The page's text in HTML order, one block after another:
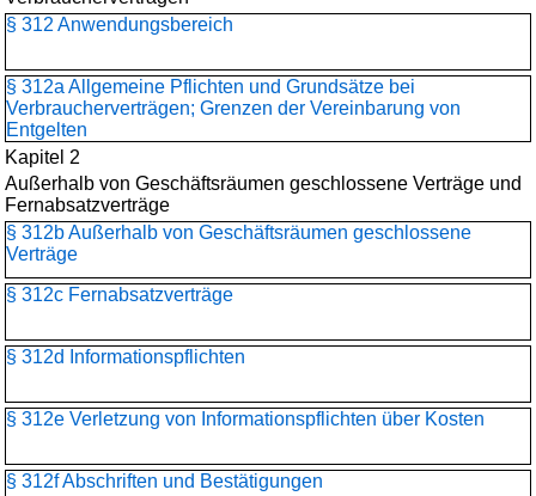
§ 312 Anwendungsbereich
§ 312a Allgemeine Pflichten und Grundsätze bei
Verbraucherverträgen; Grenzen der Vereinbarung von
Entgelten
Kapitel 2
Außerhalb von Geschäftsräumen geschlossene Verträge und
Fernabsatzverträge
§ 312b Außerhalb von Geschäftsräumen geschlossene
Verträge
§ 312c Fernabsatzverträge
§ 312d Informationspflichten
§ 312e Verletzung von Informationspflichten über Kosten
§ 312f Abschriften und Bestätigungen